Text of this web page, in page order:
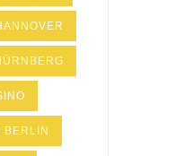
BERLIN